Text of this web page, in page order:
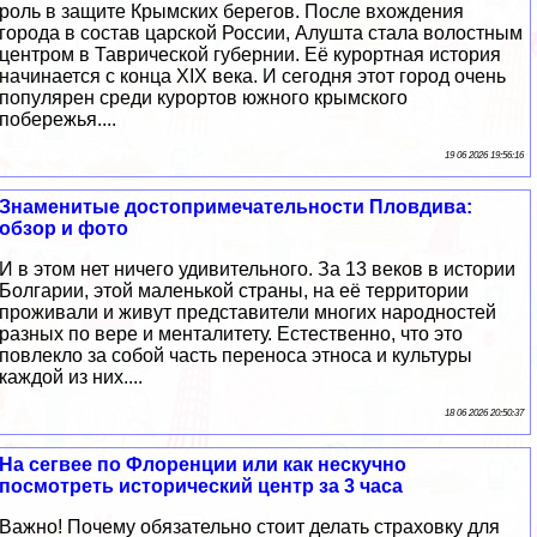
роль в защите Крымских берегов. После вхождения
города в состав царской России, Алушта стала волостным
центром в Таврической губернии. Её курортная история
начинается с конца XIX века. И сегодня этот город очень
популярен среди курортов южного крымского
побережья....
19 06 2026 19:56:16
Знаменитые достопримечательности Пловдива:
обзор и фото
И в этом нет ничего удивительного. За 13 веков в истории
Болгарии, этой маленькой страны, на её территории
проживали и живут представители многих народностей
разных по вере и менталитету. Естественно, что это
повлекло за собой часть переноса этноса и культуры
каждой из них....
18 06 2026 20:50:37
На сегвее по Флоренции или как нескучно
посмотреть исторический центр за 3 часа
Важно! Почему обязательно стоит делать страховку для